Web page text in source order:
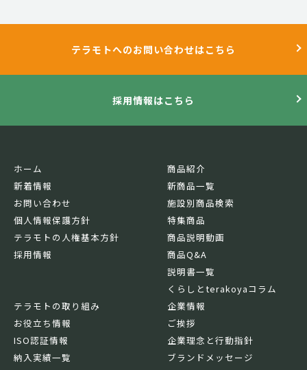
テラモトへのお問い合わせはこちら
採用情報はこちら
ホーム
新着情報
お問い合わせ
個人情報保護方針
テラモトの人権基本方針
採用情報
商品紹介
新商品一覧
施設別商品検索
特集商品
商品説明動画
商品Q&A
説明書一覧
くらしとterakoyaコラム
テラモトの取り組み
お役立ち情報
ISO認証情報
納入実績一覧
企業情報
ご挨拶
企業理念と行動指針
ブランドメッセージ